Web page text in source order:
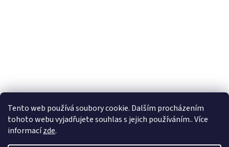
Tento web používá soubory cookie. Dalším procházením
tohoto webu vyjadřujete souhlas s jejich používáním.. Více
informacízde.
🏝️ Dovolená: 🏝️ 27.7.2026 do 9.8.2026 - bude
probíhat dovolená. Celá firma bude uzavřená!